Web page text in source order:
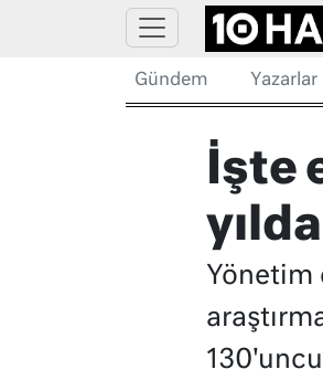
Gündem Yazarlar
İşte
Yönetim